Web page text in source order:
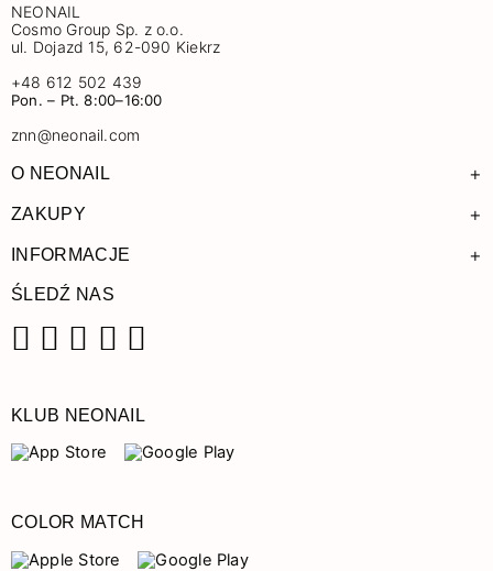
NEONAIL
Cosmo Group Sp. z o.o.
ul. Dojazd 15, 62-090 Kiekrz
+48 612 502 439
Pon. – Pt. 8:00–16:00
znn@neonail.com
O NEONAIL +
ZAKUPY +
INFORMACJE +
ŚLEDŹ NAS
KLUB NEONAIL
COLOR MATCH